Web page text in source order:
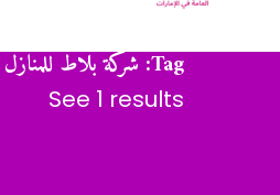
Tag: شركة بلاط للمنازل في عجمان
See 1 results